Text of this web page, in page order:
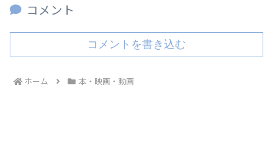
コメント
コメントを書き込む
ホーム 本・映画・動画